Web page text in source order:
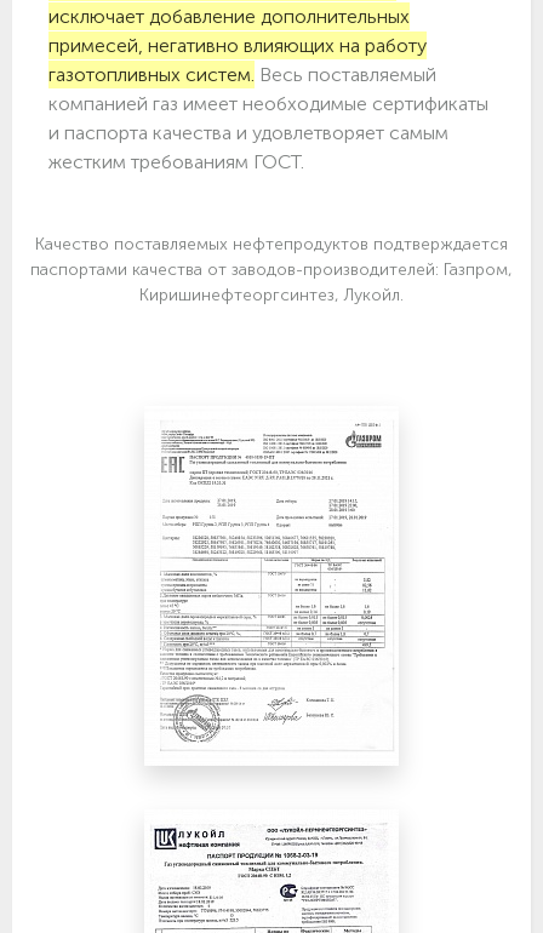
исключает добавление дополнительных
примесей, негативно влияющих на работу
газотопливных систем. Весь поставляемый
компанией газ имеет необходимые сертификаты
и паспорта качества и удовлетворяет самым
жестким требованиям ГОСТ.
Качество поставляемых нефтепродуктов подтверждается
паспортами качества от заводов-производителей: Газпром,
Киришинефтеоргсинтез, Лукойл.